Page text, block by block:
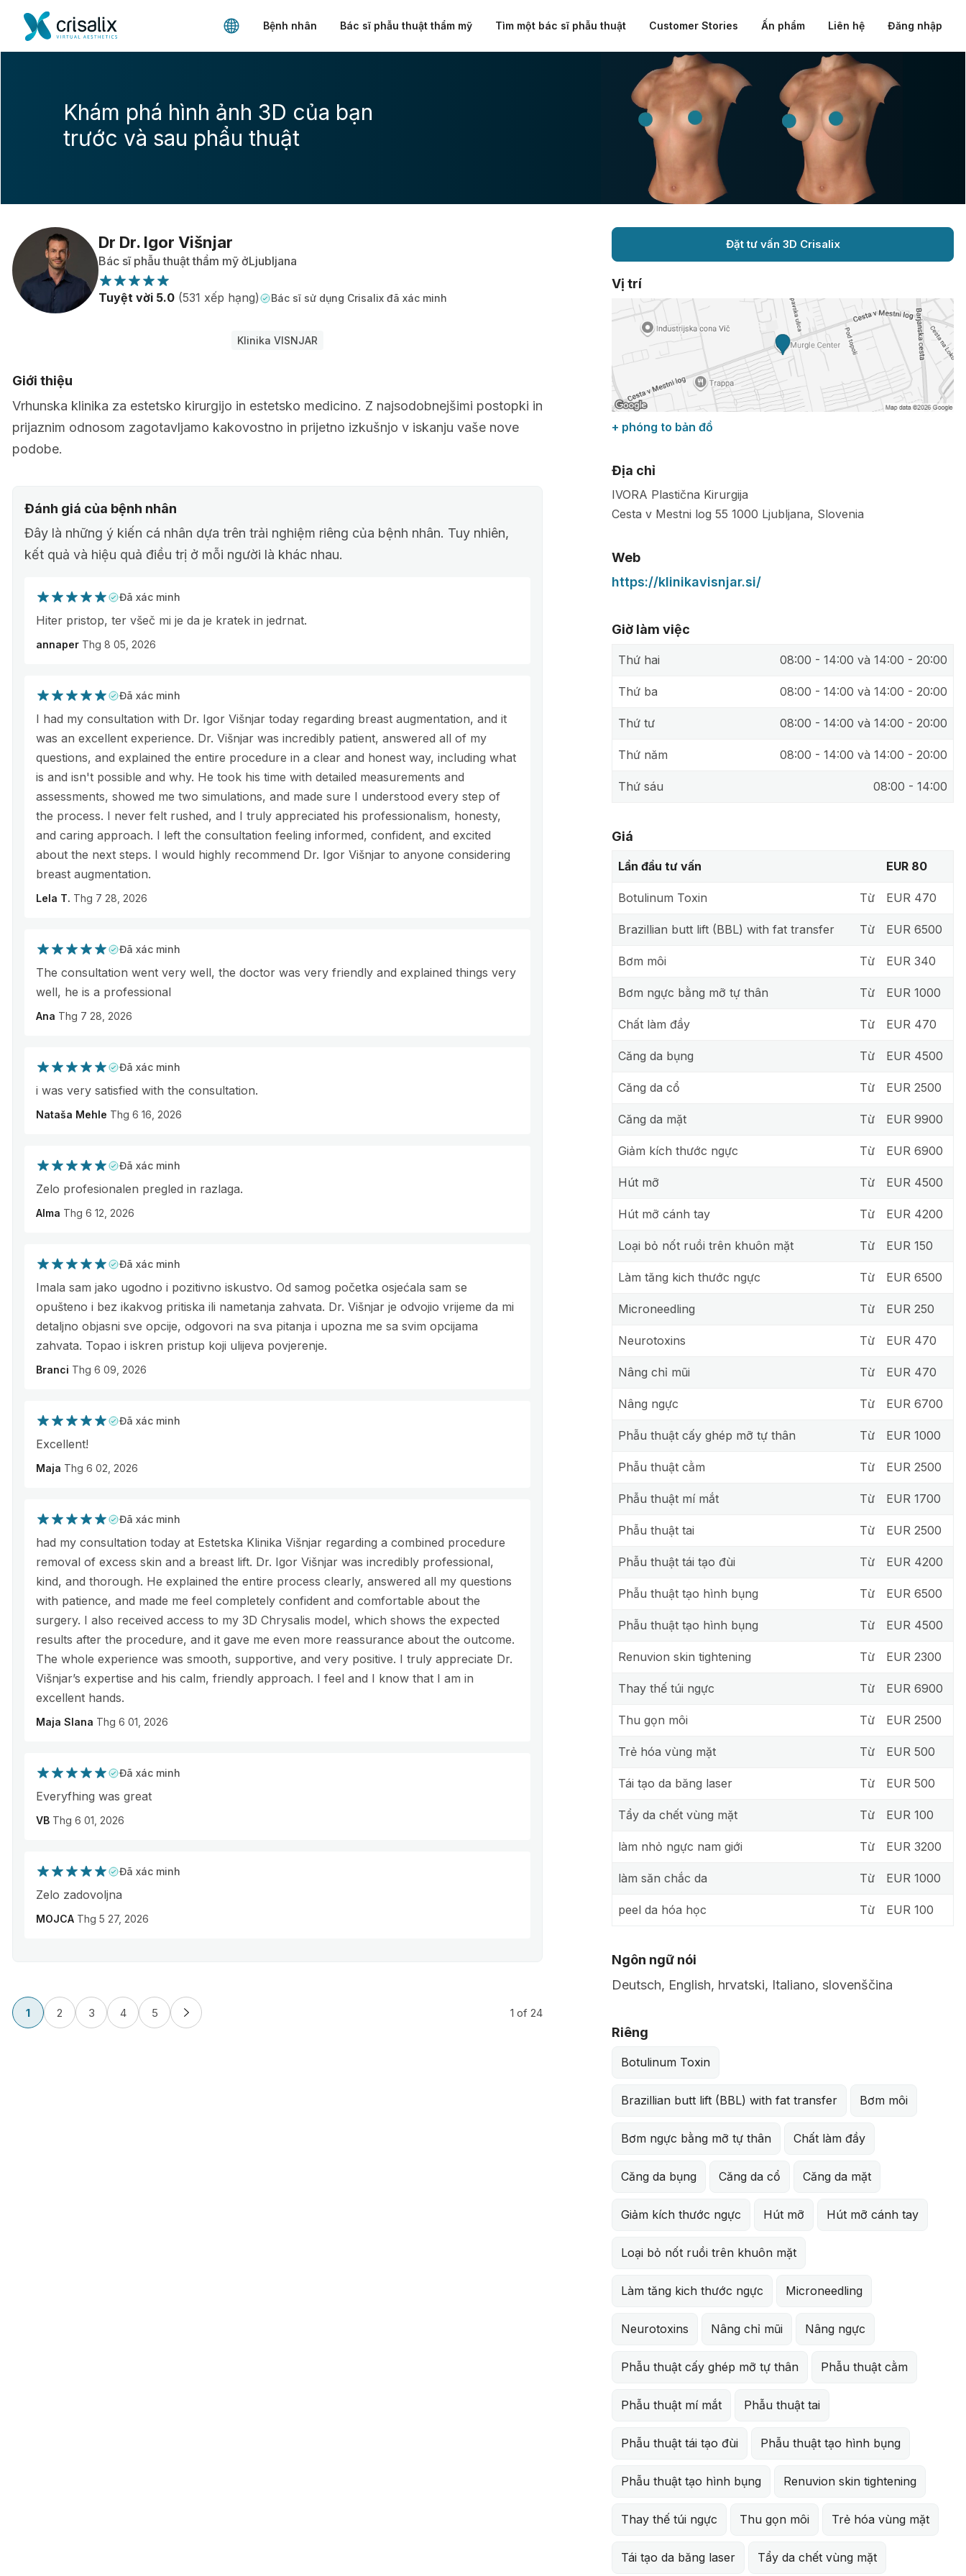
Bệnh nhân Bác sĩ phẫu thuật thẩm mỹ Tìm một bác sĩ phẫu thuật Customer Stories Ấn phẩm Liên hệ Đăng nhập
Khám phá hình ảnh 3D của bạn
trước và sau phẩu thuật
Dr Dr. Igor Višnjar
Bác sĩ phẫu thuật thẩm mỹ ởLjubljana
Tuyệt vời 5.0 (531 xếp hạng) Bác sĩ sử dụng Crisalix đã xác minh
Klinika VISNJAR
Giới thiệu
Vrhunska klinika za estetsko kirurgijo in estetsko medicino. Z najsodobnejšimi postopki in
prijaznim odnosom zagotavljamo kakovostno in prijetno izkušnjo v iskanju vaše nove
podobe.
Đánh giá của bệnh nhân
Đây là những ý kiến cá nhân dựa trên trải nghiệm riêng của bệnh nhân. Tuy nhiên,
kết quả và hiệu quả điều trị ở mỗi người là khác nhau.
Đã xác minh
Hiter pristop, ter všeč mi je da je kratek in jedrnat.
annaper Thg 8 05, 2026
Đã xác minh
I had my consultation with Dr. Igor Višnjar today regarding breast augmentation, and it
was an excellent experience. Dr. Višnjar was incredibly patient, answered all of my
questions, and explained the entire procedure in a clear and honest way, including what
is and isn't possible and why. He took his time with detailed measurements and
assessments, showed me two simulations, and made sure I understood every step of
the process. I never felt rushed, and I truly appreciated his professionalism, honesty,
and caring approach. I left the consultation feeling informed, confident, and excited
about the next steps. I would highly recommend Dr. Igor Višnjar to anyone considering
breast augmentation.
Lela T. Thg 7 28, 2026
Đã xác minh
The consultation went very well, the doctor was very friendly and explained things very
well, he is a professional
Ana Thg 7 28, 2026
Đã xác minh
i was very satisfied with the consultation.
Nataša Mehle Thg 6 16, 2026
Đã xác minh
Zelo profesionalen pregled in razlaga.
Alma Thg 6 12, 2026
Đã xác minh
Imala sam jako ugodno i pozitivno iskustvo. Od samog početka osjećala sam se
opušteno i bez ikakvog pritiska ili nametanja zahvata. Dr. Višnjar je odvojio vrijeme da mi
detaljno objasni sve opcije, odgovori na sva pitanja i upozna me sa svim opcijama
zahvata. Topao i iskren pristup koji ulijeva povjerenje.
Branci Thg 6 09, 2026
Đã xác minh
Excellent!
Maja Thg 6 02, 2026
Đã xác minh
had my consultation today at Estetska Klinika Višnjar regarding a combined procedure
removal of excess skin and a breast lift. Dr. Igor Višnjar was incredibly professional,
kind, and thorough. He explained the entire process clearly, answered all my questions
with patience, and made me feel completely confident and comfortable about the
surgery. I also received access to my 3D Chrysalis model, which shows the expected
results after the procedure, and it gave me even more reassurance about the outcome.
The whole experience was smooth, supportive, and very positive. I truly appreciate Dr.
Višnjar’s expertise and his calm, friendly approach. I feel and I know that I am in
excellent hands.
Maja Slana Thg 6 01, 2026
Đã xác minh
Everyfhing was great
VB Thg 6 01, 2026
Đã xác minh
Zelo zadovoljna
MOJCA Thg 5 27, 2026
1 2 3 4 5 1 of 24
Đặt tư vấn 3D Crisalix
Vị trí
+ phóng to bản đồ
Địa chỉ
IVORA Plastična Kirurgija
Cesta v Mestni log 55 1000 Ljubljana, Slovenia
Web
https://klinikavisnjar.si/
Giờ làm việc
Thứ hai 08:00 - 14:00 và 14:00 - 20:00
Thứ ba 08:00 - 14:00 và 14:00 - 20:00
Thứ tư 08:00 - 14:00 và 14:00 - 20:00
Thứ năm 08:00 - 14:00 và 14:00 - 20:00
Thứ sáu 08:00 - 14:00
Giá
Lần đầu tư vấn EUR 80
Botulinum Toxin Từ EUR 470
Brazillian butt lift (BBL) with fat transfer Từ EUR 6500
Bơm môi Từ EUR 340
Bơm ngực bằng mỡ tự thân Từ EUR 1000
Chất làm đầy Từ EUR 470
Căng da bụng Từ EUR 4500
Căng da cổ Từ EUR 2500
Căng da mặt Từ EUR 9900
Giảm kích thước ngực Từ EUR 6900
Hút mỡ Từ EUR 4500
Hút mỡ cánh tay Từ EUR 4200
Loại bỏ nốt ruồi trên khuôn mặt Từ EUR 150
Làm tăng kich thước ngực Từ EUR 6500
Microneedling Từ EUR 250
Neurotoxins Từ EUR 470
Nâng chỉ mũi Từ EUR 470
Nâng ngực Từ EUR 6700
Phẫu thuật cấy ghép mỡ tự thân Từ EUR 1000
Phẫu thuật cằm Từ EUR 2500
Phẫu thuật mí mắt Từ EUR 1700
Phẫu thuật tai Từ EUR 2500
Phẫu thuật tái tạo đùi Từ EUR 4200
Phẫu thuật tạo hình bụng Từ EUR 6500
Phẫu thuật tạo hình bụng Từ EUR 4500
Renuvion skin tightening Từ EUR 2300
Thay thế túi ngực Từ EUR 6900
Thu gọn môi Từ EUR 2500
Trẻ hóa vùng mặt Từ EUR 500
Tái tạo da băng laser Từ EUR 500
Tẩy da chết vùng mặt Từ EUR 100
làm nhỏ ngực nam giới Từ EUR 3200
làm săn chắc da Từ EUR 1000
peel da hóa học Từ EUR 100
Ngôn ngữ nói
Deutsch, English, hrvatski, Italiano, slovenščina
Riêng
Botulinum Toxin
Brazillian butt lift (BBL) with fat transfer Bơm môi
Bơm ngực bằng mỡ tự thân Chất làm đầy
Căng da bụng Căng da cổ Căng da mặt
Giảm kích thước ngực Hút mỡ Hút mỡ cánh tay
Loại bỏ nốt ruồi trên khuôn mặt
Làm tăng kich thước ngực Microneedling
Neurotoxins Nâng chỉ mũi Nâng ngực
Phẫu thuật cấy ghép mỡ tự thân Phẫu thuật cằm
Phẫu thuật mí mắt Phẫu thuật tai
Phẫu thuật tái tạo đùi Phẫu thuật tạo hình bụng
Phẫu thuật tạo hình bụng Renuvion skin tightening
Thay thế túi ngực Thu gọn môi Trẻ hóa vùng mặt
Tái tạo da băng laser Tẩy da chết vùng mặt